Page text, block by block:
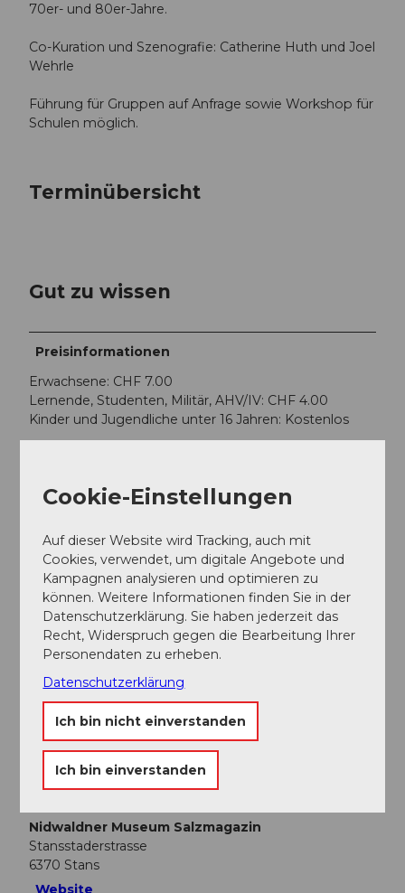
70er- und 80er-Jahre.
Co-Kuration und Szenografie: Catherine Huth und Joel
Wehrle
Führung für Gruppen auf Anfrage sowie Workshop für
Schulen möglich.
Terminübersicht
Gut zu wissen
Preisinformationen
Erwachsene: CHF 7.00
Lernende, Studenten, Militär, AHV/IV: CHF 4.00
Kinder und Jugendliche unter 16 Jahren: Kostenlos
Nidwaldner Museum , Verwaltung
In der Nähe Auf der Karte anschauen
Essen und Trinken
Veranstaltungsort
Nidwaldner Museum Salzmagazin
Stansstaderstrasse
6370 Stans
Website
Cookie-Einstellungen
Auf dieser Website wird Tracking, auch mit
Cookies, verwendet, um digitale Angebote und
Kampagnen analysieren und optimieren zu
können. Weitere Informationen finden Sie in der
Datenschutzerklärung. Sie haben jederzeit das
Recht, Widerspruch gegen die Bearbeitung Ihrer
Personendaten zu erheben.
Datenschutzerklärung
Ich bin nicht einverstanden
Ich bin einverstanden